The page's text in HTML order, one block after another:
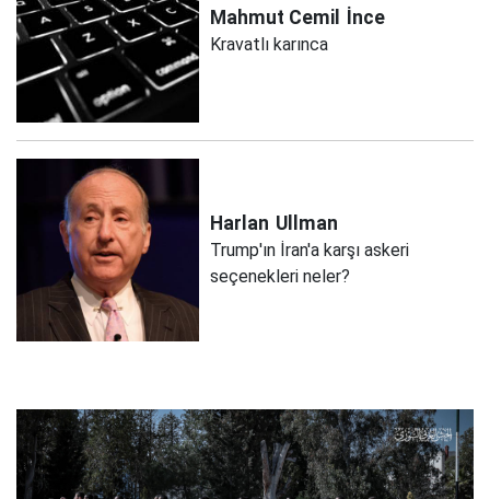
Mahmut Cemil İnce
Kravatlı karınca
Harlan Ullman
Trump'ın İran'a karşı askeri
seçenekleri neler?